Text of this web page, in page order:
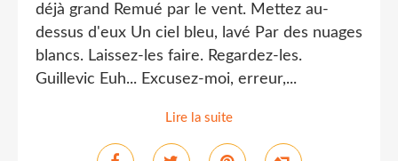
déjà grand Remué par le vent. Mettez au-
dessus d'eux Un ciel bleu, lavé Par des nuages
blancs. Laissez-les faire. Regardez-les.
Guillevic Euh... Excusez-moi, erreur,...
Lire la suite